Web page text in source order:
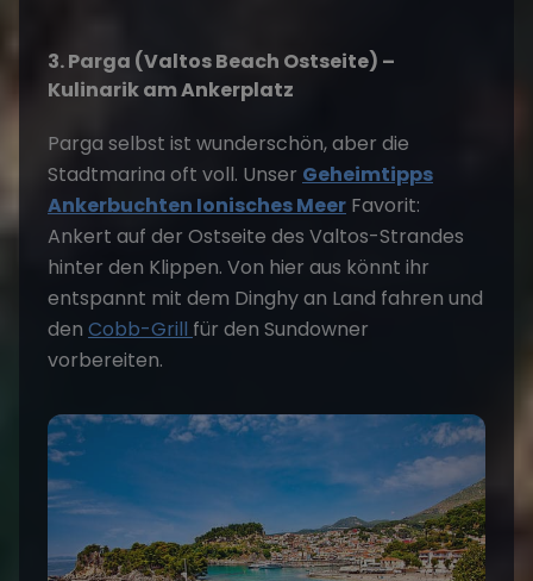
3. Parga (Valtos Beach Ostseite) –
Kulinarik am Ankerplatz
Parga selbst ist wunderschön, aber die
Stadtmarina oft voll. Unser Geheimtipps
Ankerbuchten Ionisches Meer Favorit:
Ankert auf der Ostseite des Valtos-Strandes
hinter den Klippen. Von hier aus könnt ihr
entspannt mit dem Dinghy an Land fahren und
den Cobb-Grill für den Sundowner
vorbereiten.